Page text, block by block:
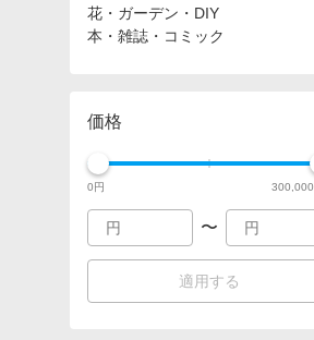
花・ガーデン・DIY
本・雑誌・コミック
価格
0円 300,000
〜
適用する